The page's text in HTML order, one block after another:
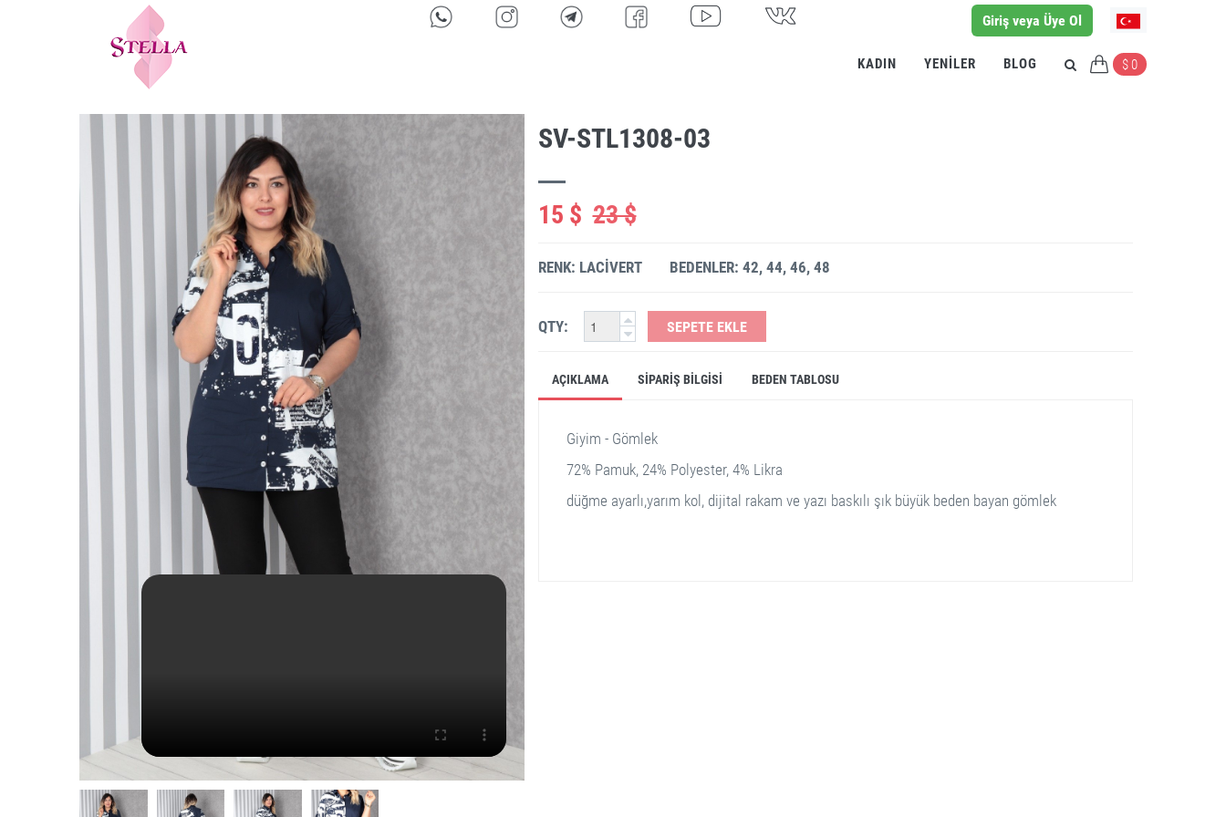
Giriş veya Üye Ol
KADIN YENILER BLOG $ 0
SV-STL1308-03
15 $23 $
RENK: LACIVERT BEDENLER: 42, 44, 46, 48
QTY: SEPETE EKLE
AÇIKLAMA SIPARIŞ BILGISI BEDEN TABLOSU
Giyim - Gömlek
72% Pamuk, 24% Polyester, 4% Likra
düğme ayarlı,yarım kol, dijital rakam ve yazı baskılı şık büyük beden bayan gömlek